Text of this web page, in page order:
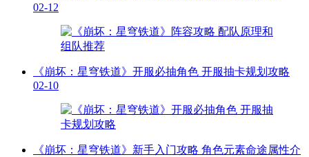
02-12
《崩坏：星穹铁道》开服必抽角色 开服抽卡规划攻略
02-10
《崩坏：星穹铁道》新手入门攻略 角色元素命途属性介